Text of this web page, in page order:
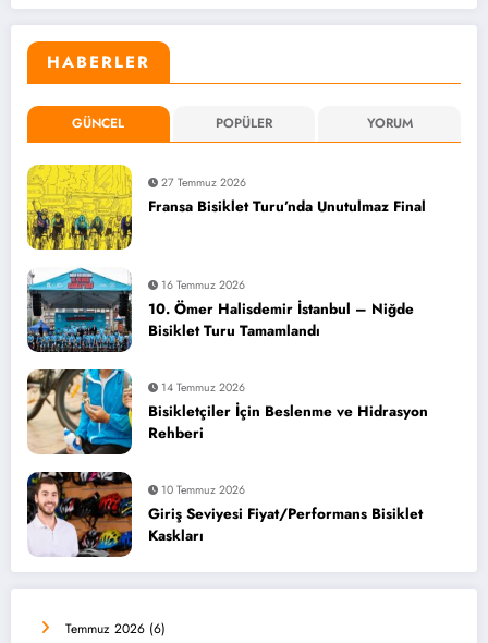
HABERLER
GÜNCEL POPÜLER YORUM
27 Temmuz 2026
Fransa Bisiklet Turu’nda Unutulmaz Final
16 Temmuz 2026
10. Ömer Halisdemir İstanbul – Niğde
Bisiklet Turu Tamamlandı
14 Temmuz 2026
Bisikletçiler İçin Beslenme ve Hidrasyon
Rehberi
10 Temmuz 2026
Giriş Seviyesi Fiyat/Performans Bisiklet
Kaskları
Temmuz 2026 (6)